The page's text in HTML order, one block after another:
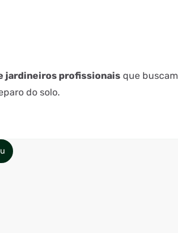
jardineiros profissionais que buscam
do solo.